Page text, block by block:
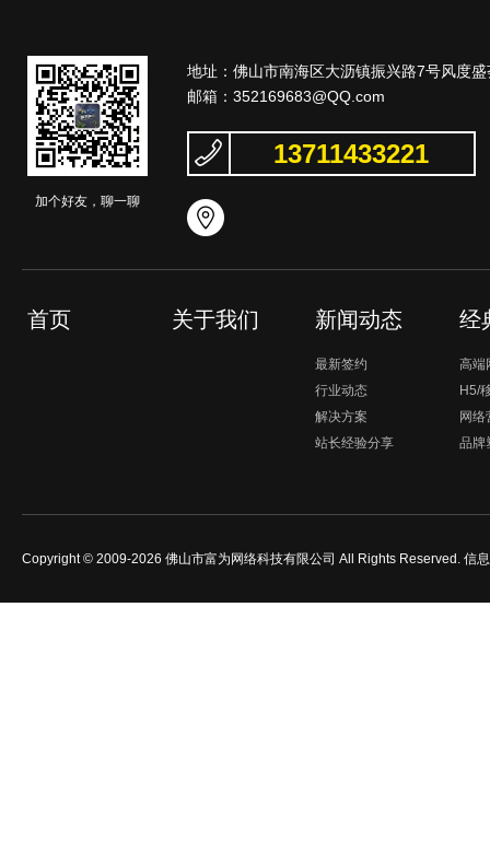
加个好友，聊一聊
地址：佛山市南海区大沥镇振兴路7号风度
邮箱： 352169683@QQ.com
13711433221
首页 关于我们 新闻动态
最新签约
行业动态
解决方案
站长经验分享
经
高端
H5/
网络
品牌
Copyright © 2009-2026 佛山市富为网络科技有限公司 All Rights Reserved. 信